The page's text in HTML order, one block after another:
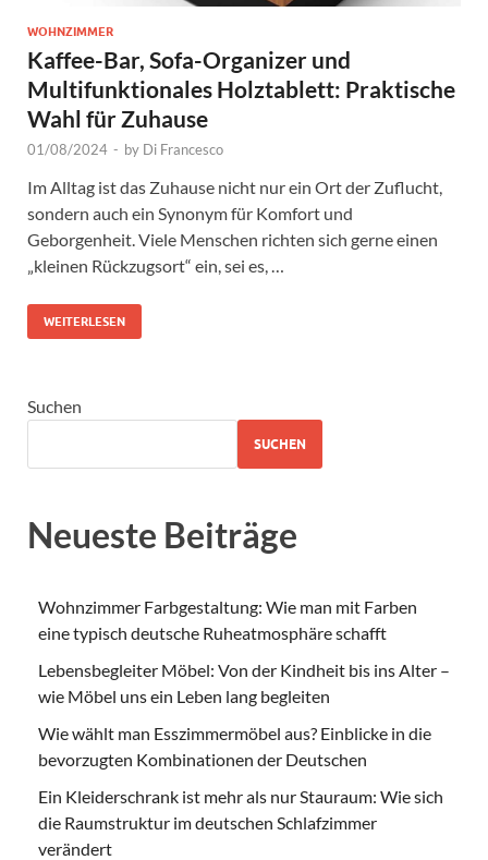
WOHNZIMMER
Kaffee-Bar, Sofa-Organizer und
Multifunktionales Holztablett: Praktische
Wahl für Zuhause
01/08/2024 - by Di Francesco
Im Alltag ist das Zuhause nicht nur ein Ort der Zuflucht,
sondern auch ein Synonym für Komfort und
Geborgenheit. Viele Menschen richten sich gerne einen
„kleinen Rückzugsort“ ein, sei es, …
WEITERLESEN
Suchen
SUCHEN
Neueste Beiträge
Wohnzimmer Farbgestaltung: Wie man mit Farben
eine typisch deutsche Ruheatmosphäre schafft
Lebensbegleiter Möbel: Von der Kindheit bis ins Alter –
wie Möbel uns ein Leben lang begleiten
Wie wählt man Esszimmermöbel aus? Einblicke in die
bevorzugten Kombinationen der Deutschen
Ein Kleiderschrank ist mehr als nur Stauraum: Wie sich
die Raumstruktur im deutschen Schlafzimmer
verändert